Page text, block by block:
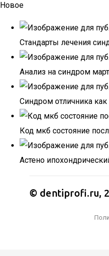
Новое
Стандарты лечения
Анализ на синдром
Синдром отличника как
Код мкб состояние
Астено
© dentiprofi.ru,